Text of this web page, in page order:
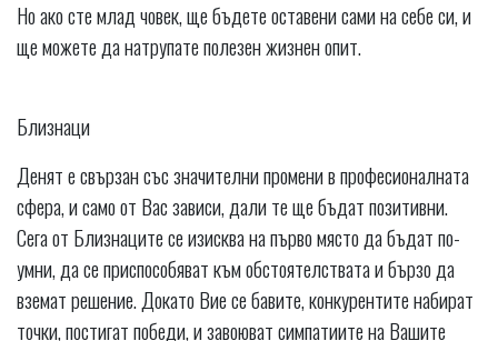
Но ако сте млад човек, ще бъдете оставени сами на себе си, и
ще можете да натрупате полезен жизнен опит.
Близнаци
Денят е свързан със значителни промени в професионалната
сфера, и само от Вас зависи, дали те ще бъдат позитивни.
Сега от Близнаците се изисква на първо място да бъдат по-
умни, да се приспособяват към обстоятелствата и бързо да
вземат решение. Докато Вие се бавите, конкурентите набират
точки, постигат победи, и завоюват симпатиите на Вашите